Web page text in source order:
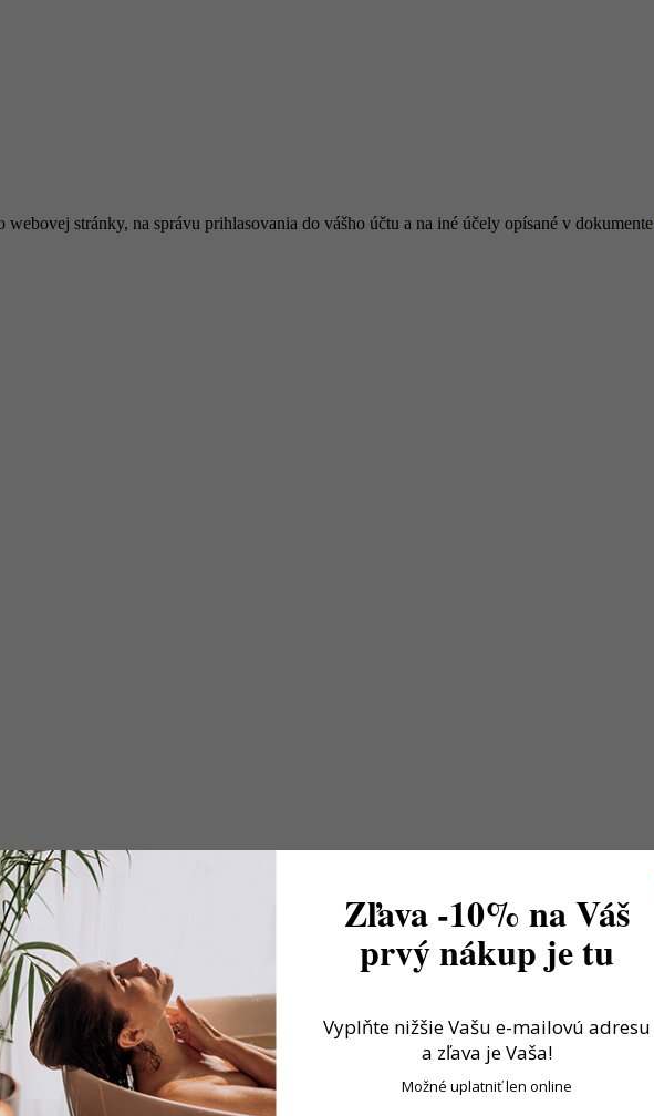
stránky, na správu prihlasovania do vášho účtu a na iné účely opísané v dokumente
Zľava -10% na Váš
prvý nákup je tu
Vyplňte nižšie Vašu e-mailovú adresu
a zľava je Vaša!
Možné uplatniť len online